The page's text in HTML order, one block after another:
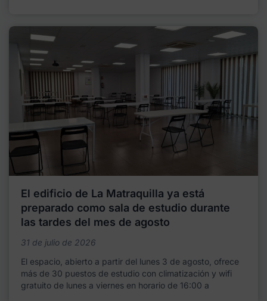
El edificio de La Matraquilla ya está
preparado como sala de estudio durante
las tardes del mes de agosto
31 de julio de 2026
El espacio, abierto a partir del lunes 3 de agosto, ofrece
más de 30 puestos de estudio con climatización y wifi
gratuito de lunes a viernes en horario de 16:00 a